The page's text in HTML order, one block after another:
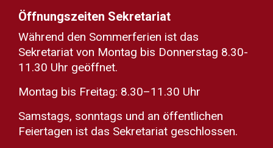
Öffnungszeiten Sekretariat
Während den Sommerferien ist das
Sekretariat von Montag bis Donnerstag 8.30-
11.30 Uhr geöffnet.
Montag bis Freitag: 8.30–11.30 Uhr
Samstags, sonntags und an öffentlichen
Feiertagen ist das Sekretariat geschlossen.